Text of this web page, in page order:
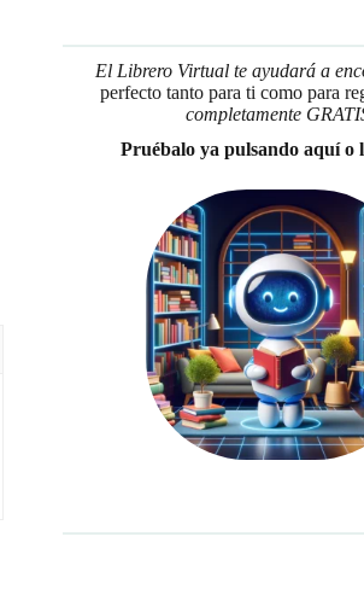
El Librero Virtual te ayudará a
perfecto tanto para ti como para
completamente
Pruébalo ya pulsando aquí o